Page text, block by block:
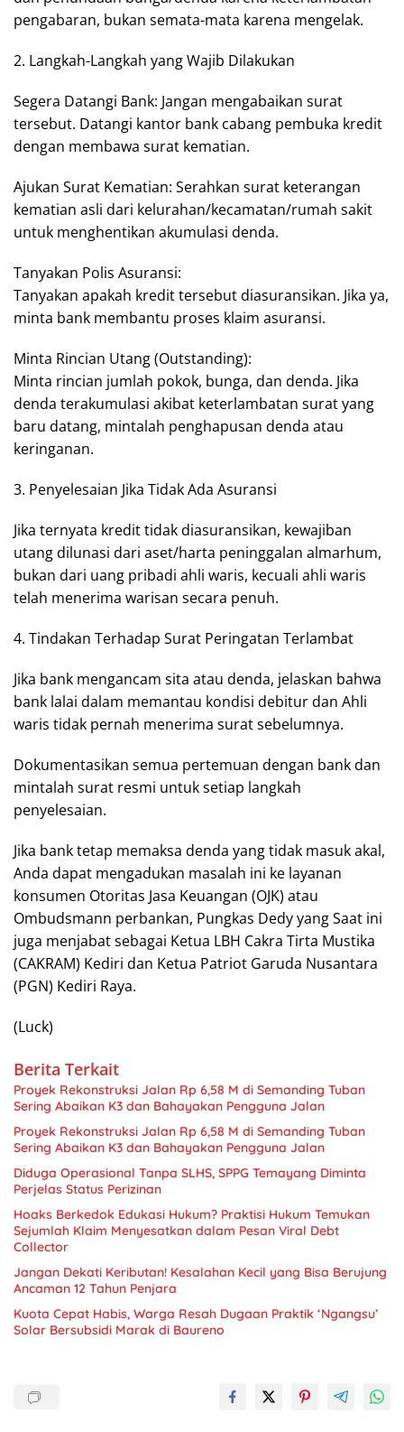
pengabaran, bukan semata-mata karena mengelak.
2. Langkah-Langkah yang Wajib Dilakukan
Segera Datangi Bank: Jangan mengabaikan surat
tersebut. Datangi kantor bank cabang pembuka kredit
dengan membawa surat kematian.
Ajukan Surat Kematian: Serahkan surat keterangan
kematian asli dari kelurahan/kecamatan/rumah sakit
untuk menghentikan akumulasi denda.
Tanyakan Polis Asuransi:
Tanyakan apakah kredit tersebut diasuransikan. Jika ya,
minta bank membantu proses klaim asuransi.
Minta Rincian Utang (Outstanding):
Minta rincian jumlah pokok, bunga, dan denda. Jika
denda terakumulasi akibat keterlambatan surat yang
baru datang, mintalah penghapusan denda atau
keringanan.
3. Penyelesaian Jika Tidak Ada Asuransi
Jika ternyata kredit tidak diasuransikan, kewajiban
utang dilunasi dari aset/harta peninggalan almarhum,
bukan dari uang pribadi ahli waris, kecuali ahli waris
telah menerima warisan secara penuh.
4. Tindakan Terhadap Surat Peringatan Terlambat
Jika bank mengancam sita atau denda, jelaskan bahwa
bank lalai dalam memantau kondisi debitur dan Ahli
waris tidak pernah menerima surat sebelumnya.
Dokumentasikan semua pertemuan dengan bank dan
mintalah surat resmi untuk setiap langkah
penyelesaian.
Jika bank tetap memaksa denda yang tidak masuk akal,
Anda dapat mengadukan masalah ini ke layanan
konsumen Otoritas Jasa Keuangan (OJK) atau
Ombudsmann perbankan, Pungkas Dedy yang Saat ini
juga menjabat sebagai Ketua LBH Cakra Tirta Mustika
(CAKRAM) Kediri dan Ketua Patriot Garuda Nusantara
(PGN) Kediri Raya.
(Luck)
Berita Terkait
​Proyek Rekonstruksi Jalan Rp 6,58 M di Semanding Tuban
Sering Abaikan K3 dan Bahayakan Pengguna Jalan
​Proyek Rekonstruksi Jalan Rp 6,58 M di Semanding Tuban
Sering Abaikan K3 dan Bahayakan Pengguna Jalan
Diduga Operasional Tanpa SLHS, SPPG Temayang Diminta
Perjelas Status Perizinan
Hoaks Berkedok Edukasi Hukum? Praktisi Hukum Temukan
Sejumlah Klaim Menyesatkan dalam Pesan Viral Debt
Collector
Jangan Dekati Keributan! Kesalahan Kecil yang Bisa Berujung
Ancaman 12 Tahun Penjara
Kuota Cepat Habis, Warga Resah Dugaan Praktik ‘Ngangsu’
Solar Bersubsidi Marak di Baureno